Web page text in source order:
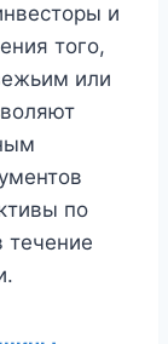
и
того,
или
по
течение